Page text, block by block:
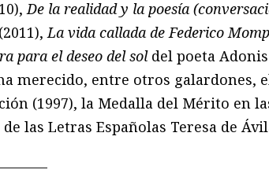
De la realidad y la poesía
(2011),La vida callada de Federico
para el deseo del soldel poeta Adonis
merecido, entre otros galardones,
(1997), la Medalla del Mérito en
las Letras Españolas Teresa de